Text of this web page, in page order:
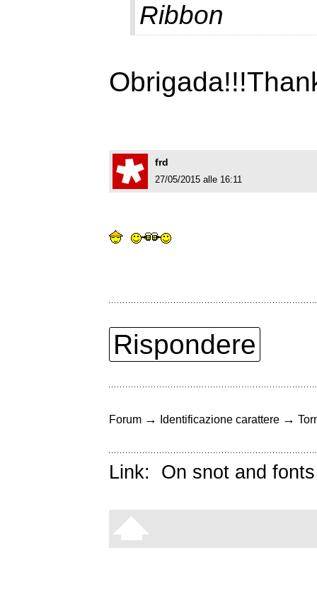
Ribbon
frd
27/05/2015 alle 16:11
Rispondere
Forum → Identificazione carattere →
Link: On snot and fonts